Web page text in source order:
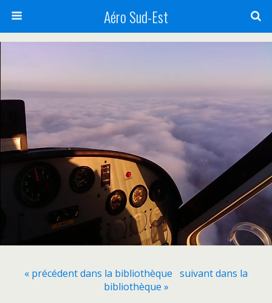
Aéro Sud-Est
« précédent dans la bibliothèque suivant dans la
bibliothèque »